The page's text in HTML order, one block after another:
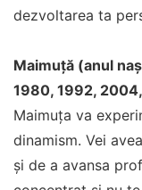
dezvoltarea ta
Maimuță (anul
1980, 1992,
Maimuța va
dinamism. Vei
și de a avansa